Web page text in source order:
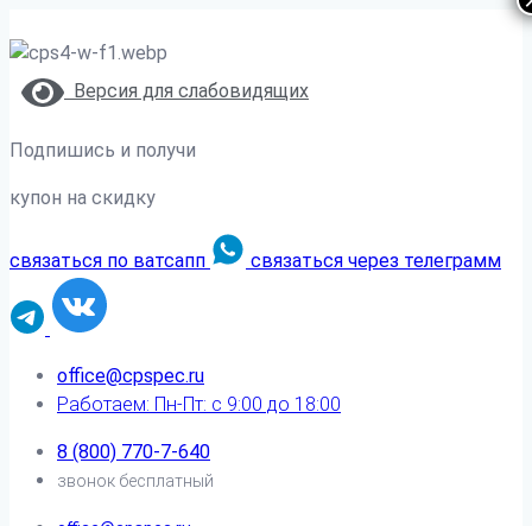
Версия для слабовидящих
Подпишись и получи
купон на скидку
связаться по ватсапп связаться через телеграмм
office@cpspec.ru
Работаем: Пн-Пт: с 9:00 до 18:00
8 (800) 770-7-640
звонок бесплатный